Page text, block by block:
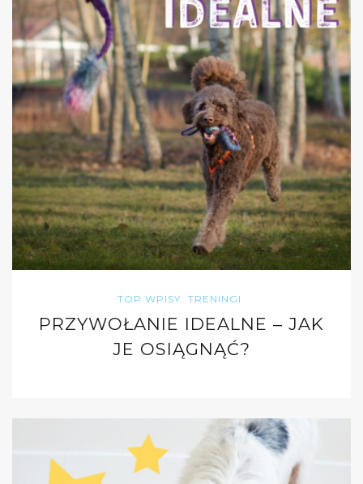
TOP WPISY TRENINGI
PRZYWOŁANIE IDEALNE – JAK
JE OSIĄGNĄĆ?